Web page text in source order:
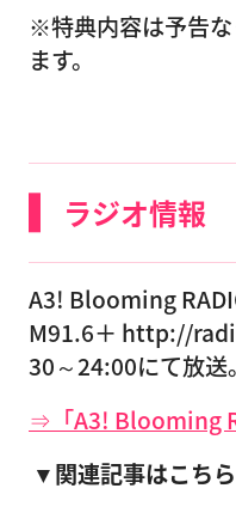
※特典内容は予告
ます。
ラジオ情報
A3! Blooming
M91.6＋ http://
30～24:00にて放送。
⇒「A3! Blooming
▼関連記事はこちら